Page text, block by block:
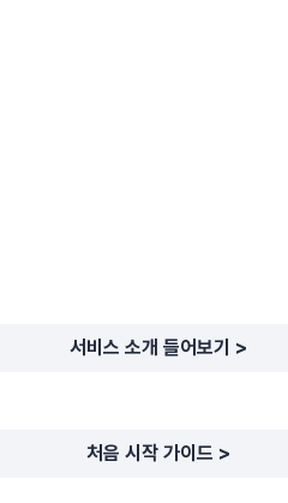
서비스 소개 들어보기 >
처음 시작 가이드 >